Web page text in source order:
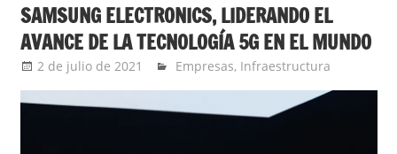
SAMSUNG ELECTRONICS, LIDERANDO EL
AVANCE DE LA TECNOLOGÍA 5G EN EL MUNDO
2 de julio de 2021 Ernesto Herrera
Empresas, Infraestructura